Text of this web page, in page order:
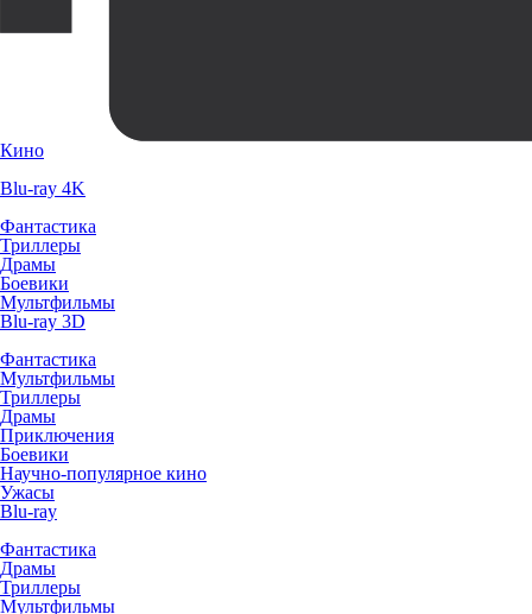
Кино
Blu-ray 4K
Фантастика
Триллеры
Драмы
Боевики
Мультфильмы
Blu-ray 3D
Фантастика
Мультфильмы
Триллеры
Драмы
Приключения
Боевики
Научно-популярное кино
Ужасы
Blu-ray
Фантастика
Драмы
Триллеры
Мультфильмы